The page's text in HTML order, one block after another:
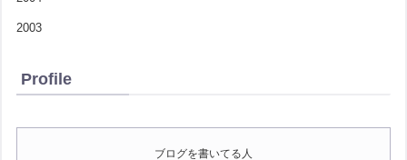
2003
Profile
ブログを書いてる人